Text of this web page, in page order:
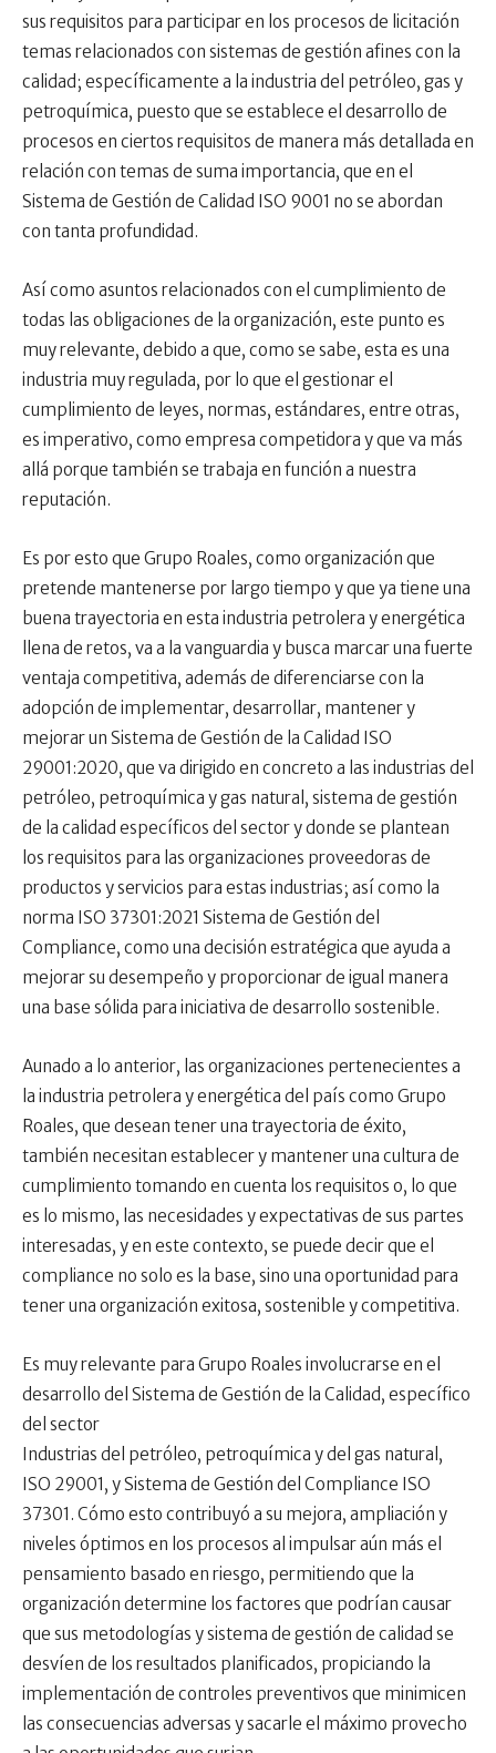
sus requisitos para participar en los procesos de licitación
temas relacionados con sistemas de gestión afines con la
calidad; específicamente a la industria del petróleo, gas y
petroquímica, puesto que se establece el desarrollo de
procesos en ciertos requisitos de manera más detallada en
relación con temas de suma importancia, que en el
Sistema de Gestión de Calidad ISO 9001 no se abordan
con tanta profundidad.
Así como asuntos relacionados con el cumplimiento de
todas las obligaciones de la organización, este punto es
muy relevante, debido a que, como se sabe, esta es una
industria muy regulada, por lo que el gestionar el
cumplimiento de leyes, normas, estándares, entre otras,
es imperativo, como empresa competidora y que va más
allá porque también se trabaja en función a nuestra
reputación.
Es por esto que Grupo Roales, como organización que
pretende mantenerse por largo tiempo y que ya tiene una
buena trayectoria en esta industria petrolera y energética
llena de retos, va a la vanguardia y busca marcar una fuerte
ventaja competitiva, además de diferenciarse con la
adopción de implementar, desarrollar, mantener y
mejorar un Sistema de Gestión de la Calidad ISO
29001:2020, que va dirigido en concreto a las industrias del
petróleo, petroquímica y gas natural, sistema de gestión
de la calidad específicos del sector y donde se plantean
los requisitos para las organizaciones proveedoras de
productos y servicios para estas industrias; así como la
norma ISO 37301:2021 Sistema de Gestión del
Compliance, como una decisión estratégica que ayuda a
mejorar su desempeño y proporcionar de igual manera
una base sólida para iniciativa de desarrollo sostenible.
Aunado a lo anterior, las organizaciones pertenecientes a
la industria petrolera y energética del país como Grupo
Roales, que desean tener una trayectoria de éxito,
también necesitan establecer y mantener una cultura de
cumplimiento tomando en cuenta los requisitos o, lo que
es lo mismo, las necesidades y expectativas de sus partes
interesadas, y en este contexto, se puede decir que el
compliance no solo es la base, sino una oportunidad para
tener una organización exitosa, sostenible y competitiva.
Es muy relevante para Grupo Roales involucrarse en el
desarrollo del Sistema de Gestión de la Calidad, específico
del sector
Industrias del petróleo, petroquímica y del gas natural,
ISO 29001, y Sistema de Gestión del Compliance ISO
37301. Cómo esto contribuyó a su mejora, ampliación y
niveles óptimos en los procesos al impulsar aún más el
pensamiento basado en riesgo, permitiendo que la
organización determine los factores que podrían causar
que sus metodologías y sistema de gestión de calidad se
desvíen de los resultados planificados, propiciando la
implementación de controles preventivos que minimicen
las consecuencias adversas y sacarle el máximo provecho